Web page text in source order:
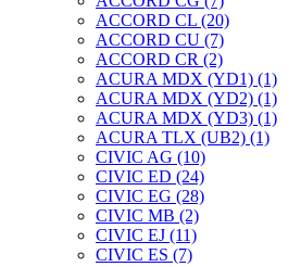
ACCORD CL (20)
ACCORD CU (7)
ACCORD CR (2)
ACURA MDX (YD1) (1)
ACURA MDX (YD2) (1)
ACURA MDX (YD3) (1)
ACURA TLX (UB2) (1)
CIVIC AG (10)
CIVIC ED (24)
CIVIC EG (28)
CIVIC МВ (2)
CIVIC EJ (11)
CIVIC ES (7)